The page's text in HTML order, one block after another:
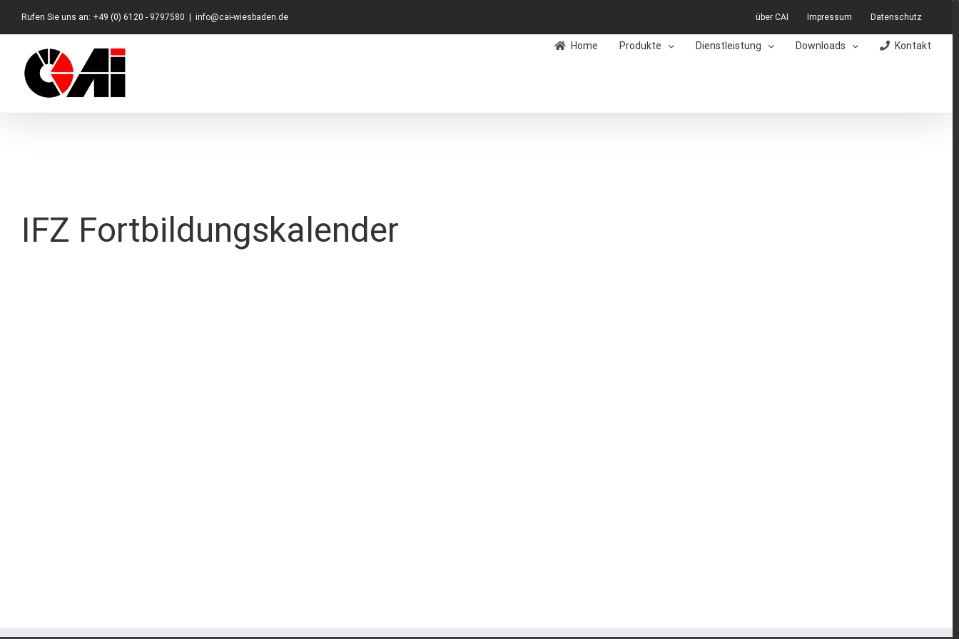
Inhalt
springen
Rufen Sie uns an: +49 (0) 6120 - 9797580 info@cai-wiesbaden.de über CAI Impressum Datenschutz
Home Produkte Dienstleistung Downloads Kontakt
IFZ Fortbildungskalender